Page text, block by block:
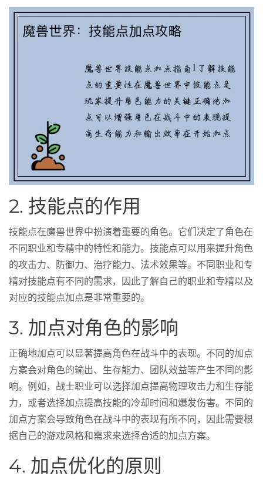
2. 技能点的作用
技能点在魔兽世界中扮演着重要的角色。它们决定了角色在
不同职业和专精中的特性和能力。技能点可以用来提升角色
的攻击力、防御力、治疗能力、法术效果等。不同职业和专
精对技能点有不同的需求，因此了解自己的职业和专精以及
对应的技能点加点是非常重要的。
3. 加点对角色的影响
正确地加点可以显著提高角色在战斗中的表现。不同的加点
方案会对角色的输出、生存能力、团队效益等产生不同的影
响。例如，战士职业可以选择加点提高物理攻击力和生存能
力，或者选择加点提高技能的冷却时间和爆发伤害。不同的
加点方案会导致角色在战斗中的表现有所不同，因此需要根
据自己的游戏风格和需求来选择合适的加点方案。
4. 加点优化的原则